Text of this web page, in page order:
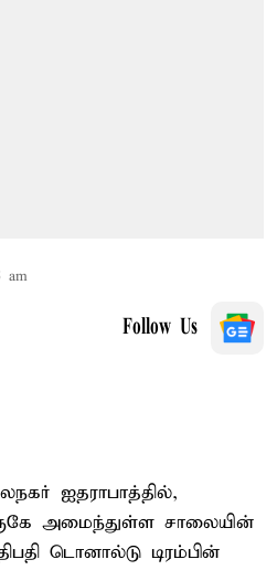
am
Follow Us
ஐதராபாத்தில்,
அமைந்துள்ள சாலையின்
டொனால்டு டிரம்பின்